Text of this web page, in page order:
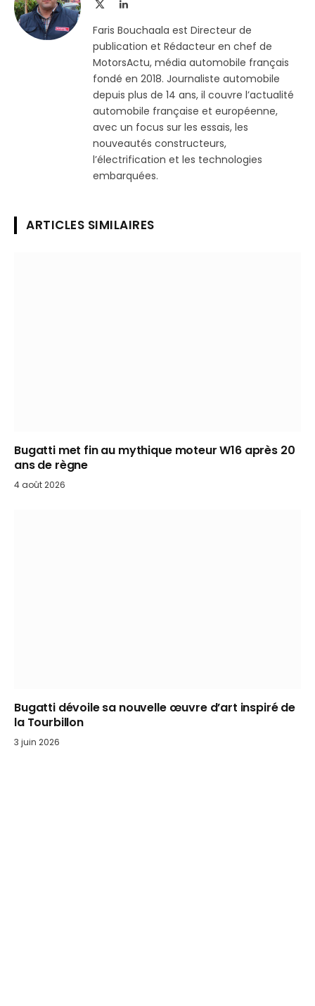
LinkedIn
Faris Bouchaala est Directeur de
publication et Rédacteur en chef de
MotorsActu, média automobile français
fondé en 2018. Journaliste automobile
depuis plus de 14 ans, il couvre l’actualité
automobile française et européenne,
avec un focus sur les essais, les
nouveautés constructeurs,
l’électrification et les technologies
embarquées.
ARTICLES SIMILAIRES
Bugatti met fin au mythique moteur W16 après 20
ans de règne
4 août 2026
Bugatti dévoile sa nouvelle œuvre d’art inspiré de
la Tourbillon
3 juin 2026